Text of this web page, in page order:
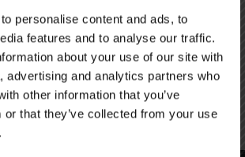
personalise content and ads, to
features and to analyse our traffic.
about your use of our site with
advertising and analytics partners who
other information that you’ve
or that they’ve collected from your use